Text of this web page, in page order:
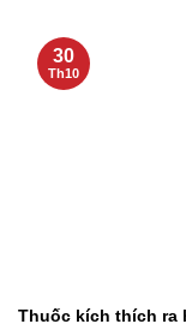
Thuốc kích thích ra
30
Th10